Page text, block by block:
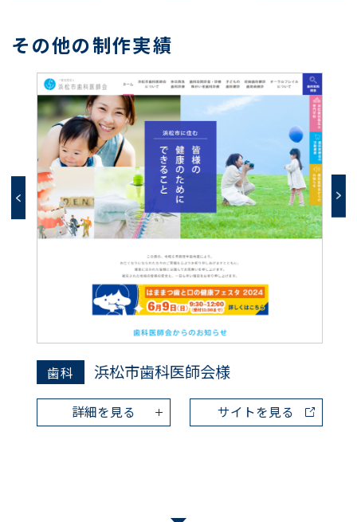
その他の制作実績
歯科 浜松市歯科医師会様
詳細を見る サイトを見る